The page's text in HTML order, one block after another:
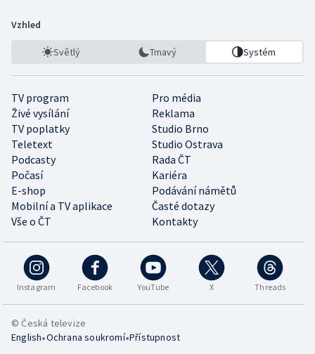
Vzhled
Světlý Tmavý Systém
TV program
Pro média
Živé vysílání
Reklama
TV poplatky
Studio Brno
Teletext
Studio Ostrava
Podcasty
Rada ČT
Počasí
Kariéra
E-shop
Podávání námětů
Mobilní a TV aplikace
Časté dotazy
Vše o ČT
Kontakty
Instagram Facebook YouTube X Threads
© Česká televize
English•Ochrana soukromí•Přístupnost